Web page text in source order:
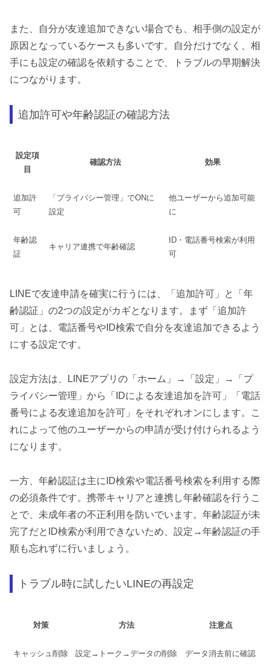
また、自分が友達追加できない場合でも、相手側の設定が
原因となっているケースも多いです。自分だけでなく、相
手にも設定の確認を依頼することで、トラブルの早期解決
につながります。
追加許可や年齢認証の確認方法
設定項
目
確認方法 効果
追加許
可
「プライバシー管理」でONに
設定
他ユーザーから追加可能
に
年齢認
証
キャリア連携で年齢確認
ID・電話番号検索が利用
可
LINEで友達申請を確実に行うには、「追加許可」と「年
齢認証」の2つの設定がカギとなります。まず「追加許
可」とは、電話番号やID検索で自分を友達追加できるよう
にする設定です。
設定方法は、LINEアプリの「ホーム」→「設定」→「プ
ライバシー管理」から「IDによる友達追加を許可」「電話
番号による友達追加を許可」をそれぞれオンにします。こ
れによって他のユーザーからの申請が受け付けられるよう
になります。
一方、年齢認証は主にID検索や電話番号検索を利用する際
の必須条件です。携帯キャリアと連携し年齢確認を行うこ
とで、未成年者の不正利用を防いでいます。年齢認証が未
完了だとID検索が利用できないため、設定→年齢認証の手
順も忘れずに行いましょう。
トラブル時に試したいLINEの再設定
対策 方法 注意点
キャッシュ削除 設定→トーク→データの削除 データ消去前に確認